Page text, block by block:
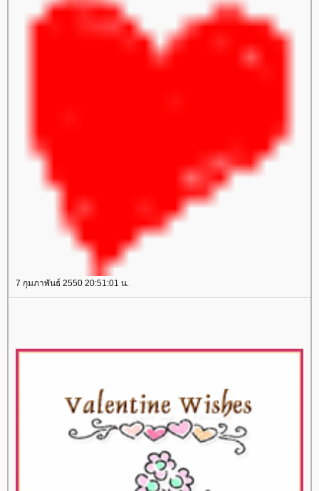
7 กุมภาพันธ์ 2550 20:51:01 น.